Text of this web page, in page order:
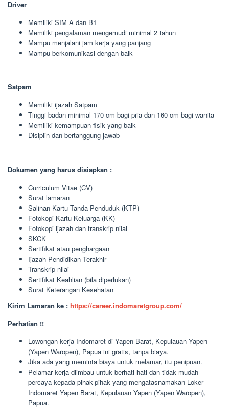
Driver
Memiliki SIM A dan B1
Memiliki pengalaman mengemudi minimal 2 tahun
Mampu menjalani jam kerja yang panjang
Mampu berkomunikasi dengan baik
Satpam
Memiliki ijazah Satpam
Tinggi badan minimal 170 cm bagi pria dan 160 cm bagi wanita
Memiliki kemampuan fisik yang baik
Disiplin dan bertanggung jawab
Dokumen yang harus disiapkan :
Curriculum Vitae (CV)
Surat lamaran
Salinan Kartu Tanda Penduduk (KTP)
Fotokopi Kartu Keluarga (KK)
Fotokopi ijazah dan transkrip nilai
SKCK
Sertifikat atau penghargaan
Ijazah Pendidikan Terakhir
Transkrip nilai
Sertifikat Keahlian (bila diperlukan)
Surat Keterangan Kesehatan
Kirim Lamaran ke : https://career.indomaretgroup.com/
Perhatian !!
Lowongan kerja Indomaret di Yapen Barat, Kepulauan Yapen
(Yapen Waropen), Papua ini gratis, tanpa biaya.
Jika ada yang meminta biaya untuk melamar, itu penipuan.
Pelamar kerja diimbau untuk berhati-hati dan tidak mudah
percaya kepada pihak-pihak yang mengatasnamakan Loker
Indomaret Yapen Barat, Kepulauan Yapen (Yapen Waropen),
Papua.